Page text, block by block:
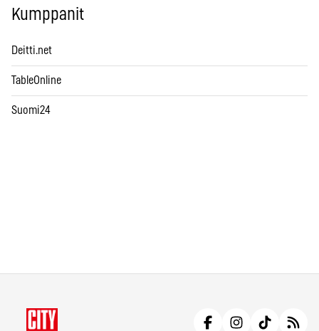
Kumppanit
Deitti.net
TableOnline
Suomi24